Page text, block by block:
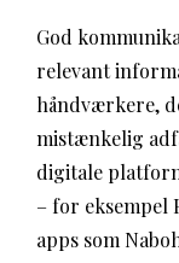
God
relevant
håndværkere,
mistænkelig
digitale
– for eksempel
apps som